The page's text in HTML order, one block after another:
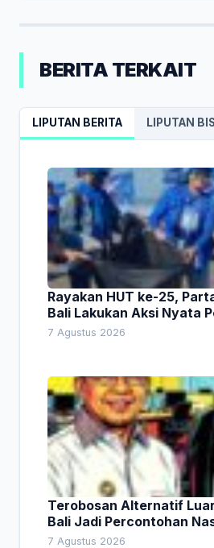
BERITA TERKAIT
LIPUTAN BERITA LIPUTAN
Rayakan HUT ke-25,
Bali Lakukan Aksi Nyata
Lingkungan
7 Agustus 2026
Terobosan Alternatif
Bali Jadi Percontohan
Pembiayaan Daerah
7 Agustus 2026